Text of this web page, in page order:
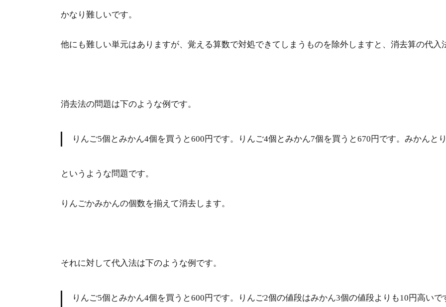
かなり難しいです。
他にも難しい単元はありますが、覚える算数で対処できてしまうものを除外しますと、消去算の代入
消去法の問題は下のような例です。
りんご5個とみかん4個を買うと600円です。りんご4個とみかん7個を買うと670円です。みかんと
というような問題です。
りんごかみかんの個数を揃えて消去します。
それに対して代入法は下のような例です。
りんご5個とみかん4個を買うと600円です。りんご2個の値段はみかん3個の値段よりも10円高い